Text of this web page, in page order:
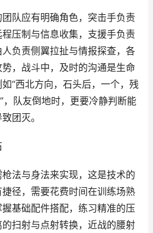
队应有明确角色，突击手负责
压制与信息收集，支援手负责
负责侧翼拉扯与情报探查，各
，战斗中，及时的沟通是生命
“西北方向，石头后，一个，残
，队友倒地时，更要冷静判断能
团灭。
法与身法来实现，这是技术的
径，需要花费时间在训练场熟
基础配件搭配，练习精准的压
扫射与点射转换，近战的腰射